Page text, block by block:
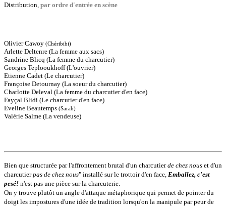
Distribution, par ordre d'entrée en scène
Olivier Cawoy (Chéribibi)
Arlette Deltenre (La femme aux sacs)
Sandrine Blicq (La femme du charcutier)
Georges Teplooukhoff(L'ouvrier)
Etienne Cadet (Le charcutier)
Françoise Detournay (La soeur du charcutier)
Charlotte Deleval (La femme du charcutier d'en face)
Fayçal Blidi (Le charcutier d'en face)
Eveline Beautemps (Sarah)
Valérie Salme (La vendeuse)
Bien que structurée par l'affrontement brutal d'un charcutierde chez nous et d'un
charcutierpas de chez nous" installé sur le trottoir d'en face, Emballez, c'est
pesé! n'est pas une pièce sur la charcuterie.
On y trouve plutôt un angle d'attaque métaphorique qui permet de pointer du
doigt les impostures d'une idée de tradition lorsqu'on la manipule par peur de